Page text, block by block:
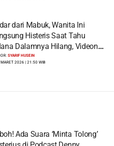
dari Mabuk, Wanita Ini
Histeris Saat Tahu
Dalamnya Hilang, Videonya
SYARIF HUSEIN
2026 | 21:50 WIB
Ada Suara ‘Minta Tolong’